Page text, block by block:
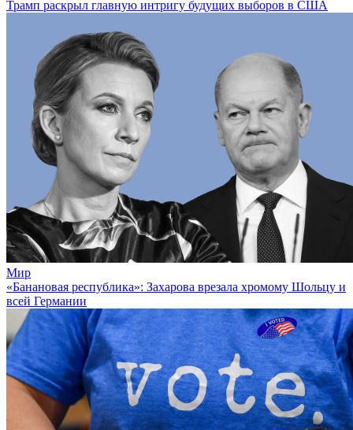
Трамп раскрыл главную интригу будущих выборов в США
Мир
«Банановая республика»: Захарова врезала хромому Шольцу и
всей Германии